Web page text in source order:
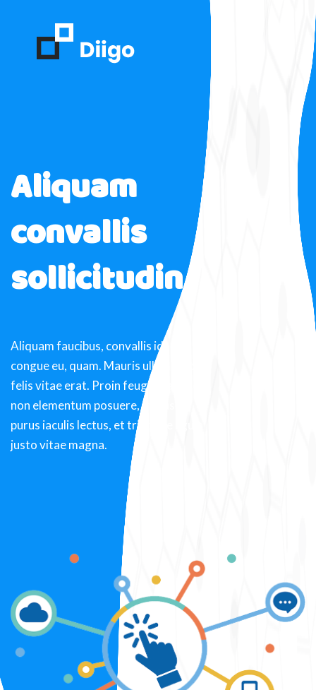
Aliquam
convallis
sollicitudin
Aliquam faucibus, convallis id,
congue eu, quam. Mauris ullamcorper
felis vitae erat. Proin feugiat, augue
non elementum posuere, metus
purus iaculis lectus, et tristique ligula
justo vitae magna.